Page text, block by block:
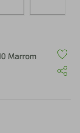
Marrom